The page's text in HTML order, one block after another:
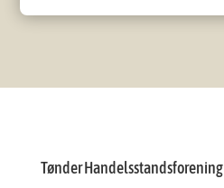
Tønder Handelsstandsforening